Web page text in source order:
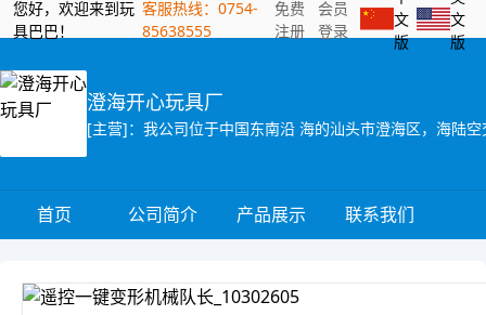
您好，欢迎来到玩
具巴巴！
客服热线：0754-
85638555
免费
注册
会员
登录
文
版
文
版
澄海开心玩具厂
首页 公司简介 产品展示 联系我们